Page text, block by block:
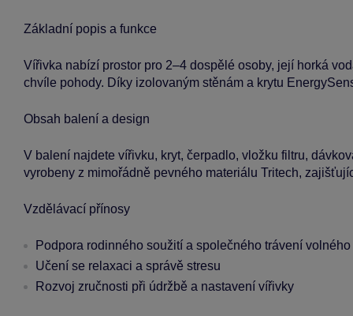
Základní popis a funkce
Vířivka nabízí prostor pro 2–4 dospělé osoby, její horká
chvíle pohody. Díky izolovaným stěnám a krytu
Obsah balení a design
V balení najdete vířivku, kryt, čerpadlo, vložku filtru,
vyrobeny z mimořádně pevného materiálu Tritech,
Vzdělávací přínosy
Podpora rodinného soužití a společného trávení volného
Učení se relaxaci a správě stresu
Rozvoj zručnosti při údržbě a nastavení vířivky